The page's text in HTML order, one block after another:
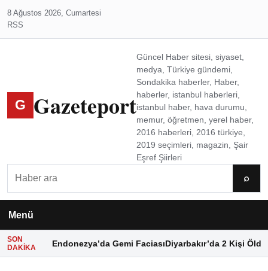
8 Ağustos 2026, Cumartesi
RSS
G Gazeteport
Güncel Haber sitesi, siyaset,
medya, Türkiye gündemi,
Sondakika haberler, Haber,
haberler, istanbul haberleri,
istanbul haber, hava durumu,
memur, öğretmen, yerel haber,
2016 haberleri, 2016 türkiye,
2019 seçimleri, magazin, Şair
Eşref Şiirleri
⌕
Menü
SON
DAKIKA
Endonezya’da Gemi FaciasıDiyarbakır’da 2 Kişi Öldü